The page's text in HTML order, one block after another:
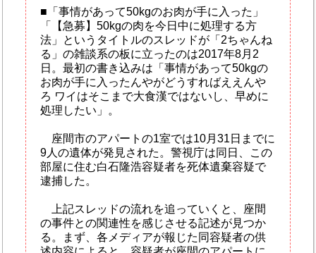
■「事情があって50kgのお肉が手に入った」
「【急募】50kgの肉を今日中に処理する方
法」というタイトルのスレッドが「2ちゃんね
る」の雑談系の板に立ったのは2017年8月2
日。最初の書き込みは「事情があって50kgの
お肉が手に入ったんやがどうすればええんや
ろ ワイはそこまで大食漢ではないし、早めに
処理したい」。
座間市のアパートの1室では10月31日までに
9人の遺体が発見された。警視庁は同日、この
部屋に住む白石隆浩容疑者を死体遺棄容疑で
逮捕した。
上記スレッドの流れを追っていくと、座間
の事件との関連性を感じさせる記述が見つか
る。まず、各メディアが報じた同容疑者の供